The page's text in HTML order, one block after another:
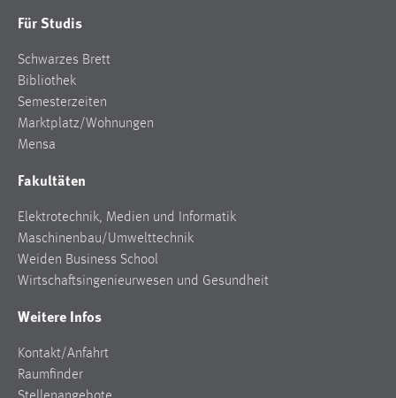
Für Studis
Schwarzes Brett
Bibliothek
Semesterzeiten
Marktplatz/Wohnungen
Mensa
Fakultäten
Elektrotechnik, Medien und Informatik
Maschinenbau/Umwelttechnik
Weiden Business School
Wirtschaftsingenieurwesen und Gesundheit
Weitere Infos
Kontakt/Anfahrt
Raumfinder
Zweck:
einloggen zu können.
Cookie Laufzeit:
24 Stunden
STATISTIK
Diese Informationen helfen uns zu verstehen, wie
unsere Besucher unsere Website nutzen.
Matomo
Name:
_pk_ref, _pk_cvar, _pk_id, _pk_ses
Zweck: